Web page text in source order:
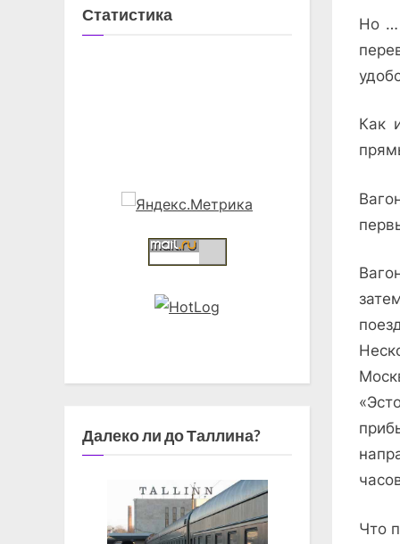
Но …
Как
Что
Статистика
Далеко ли до Таллина?